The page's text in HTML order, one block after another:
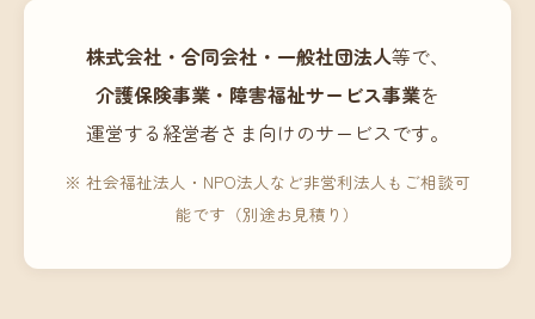
株式会社・合同会社・一般社団法人等で、
介護保険事業・障害福祉サービス事業を
運営する経営者さま向けのサービスです。
※ 社会福祉法人・NPO法人など非営利法人もご相談可
能です（別途お見積り）